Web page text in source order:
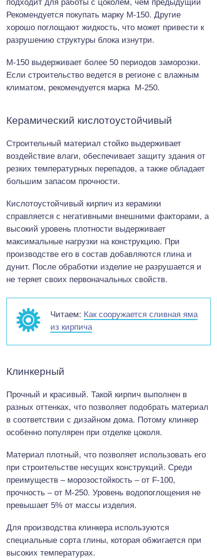
подходит для работы с цоколем, чем предыдущий
Рекомендуется покупать марку М-150. Другие
хорошо поглощают жидкость, что может привести к
разрушению структуры блока изнутри.
М-150 выдерживает более 50 периодов заморозки.
Если строительство ведется в регионе с влажным
климатом, рекомендуется марка М-250.
Керамический кислотоустойчивый
Строительный материал стойко выдерживает
воздействие влаги, обеспечивает защиту здания от
резких температурных перепадов, а также обладает
большим запасом прочности.
Кислотоустойчивый кирпич из керамики
справляется с негативными внешними факторами, а
высокий уровень плотности выдерживает
максимальные нагрузки на конструкцию. При
производстве его в состав добавляются глина и
дунит. После обработки изделие не разрушается и
не теряет своих первоначальных свойств.
Читаем: Как сооружается сливная яма
из кирпича
Клинкерный
Прочный и красивый. Такой кирпич выполнен в
разных оттенках, что позволяет подобрать материал
в соответствии с дизайном дома. Потому клинкер
особенно популярен при отделке цоколя.
Материал плотный, что позволяет использовать его
при строительстве несущих конструкций. Среди
преимуществ – морозостойкость – от F-100,
прочность – от М-250. Уровень водопоглощения не
превышает 5% от массы изделия.
Для производства клинкера используются
специальные сорта глины, которая обжигается при
высоких температурах.